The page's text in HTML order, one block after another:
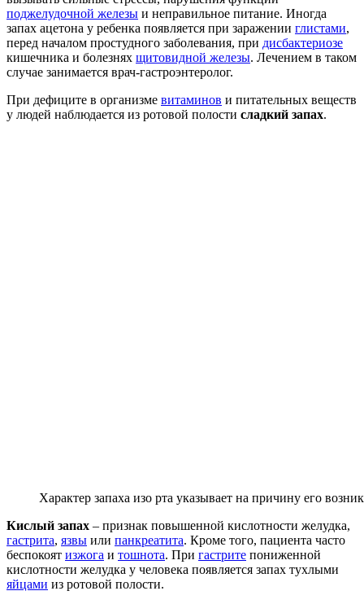
поджелудочной железы и неправильное питание. Иногда
запах ацетона у ребенка появляется при заражении глистами,
перед началом простудного заболевания, при дисбактериозе
кишечника и болезнях щитовидной железы. Лечением в таком
случае занимается врач-гастроэнтеролог.
При дефиците в организме витаминов и питательных веществ
у людей наблюдается из ротовой полости сладкий запах.
Характер запаха изо рта указывает на причину его
Кислый запах – признак повышенной кислотности желудка,
гастрита, язвы или панкреатита. Кроме того, пациента часто
беспокоят изжога и тошнота. При гастрите пониженной
кислотности желудка у человека появляется запах тухлыми
яйцами из ротовой полости.